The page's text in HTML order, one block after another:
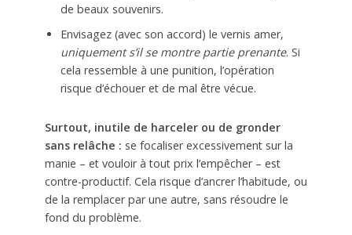
de beaux souvenirs.
Envisagez (avec son accord) le vernis amer,
uniquement s’il se montre partie prenante. Si
cela ressemble à une punition, l’opération
risque d’échouer et de mal être vécue.
Surtout, inutile de harceler ou de gronder
sans relâche : se focaliser excessivement sur la
manie – et vouloir à tout prix l’empêcher – est
contre-productif. Cela risque d’ancrer l’habitude, ou
de la remplacer par une autre, sans résoudre le
fond du problème.